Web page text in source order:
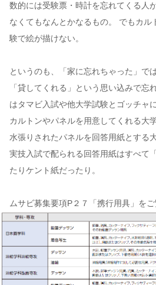
数的には受験票・時計を忘れてくる人
なくてもなんとかなるもの。 でもカル
験で絵が描けない。
というのも、「家に忘れちゃった」で
「貸してくれる」という思い込みで忘
はタマビ入試や他大学試験とゴッチャ
カルトンやパネルを用意してくれる大
水張りされたパネルを回答用紙とする
実技入試で配られる回答用紙はすべて
たりケント紙だったり。
ムサビ募集要項P２７「携行用具」をご